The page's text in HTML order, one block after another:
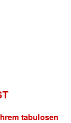
tabulosen